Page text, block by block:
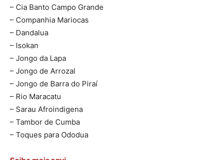
– Cia Banto Campo Grande
– Companhia Mariocas
– Dandalua
– Isokan
– Jongo da Lapa
– Jongo de Arrozal
– Jongo de Barra do Piraí
– Rio Maracatu
– Sarau Afroindigena
– Tambor de Cumba
– Toques para Ododua